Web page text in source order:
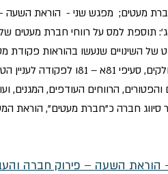
השינויים שנעשו בהוראות פקודת
תיקון הוראות סעיף 77 לפקודה בעניין
הרווחים העודפים, המגנים,
הוראת השעה – פירוק חברה